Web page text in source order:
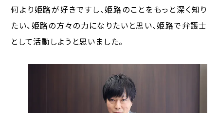
何より姫路が好きですし、姫路のことをもっと深く知り
たい、姫路の方々の力になりたいと思い、姫路で弁護士
として活動しようと思いました。